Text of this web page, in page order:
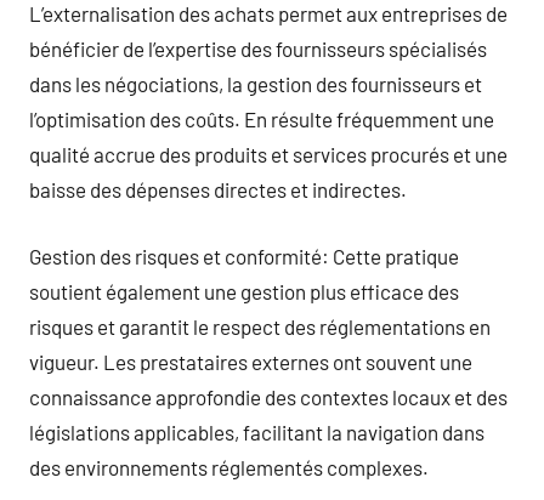
L’externalisation des achats permet aux entreprises de
bénéficier de l’expertise des fournisseurs spécialisés
dans les négociations, la gestion des fournisseurs et
l’optimisation des coûts. En résulte fréquemment une
qualité accrue des produits et services procurés et une
baisse des dépenses directes et indirectes.
Gestion des risques et conformité: Cette pratique
soutient également une gestion plus efficace des
risques et garantit le respect des réglementations en
vigueur. Les prestataires externes ont souvent une
connaissance approfondie des contextes locaux et des
législations applicables, facilitant la navigation dans
des environnements réglementés complexes.